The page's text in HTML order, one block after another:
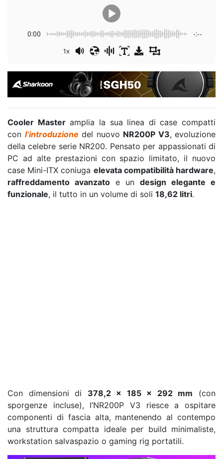
0:00 -:--
1x
Cooler Masteramplia la sua linea di case compatti
con l’introduzione del nuovo NR200P V3, evoluzione
della celebre serie NR200. Pensato per appassionati di
PC ad alte prestazioni con spazio limitato, il nuovo
case Mini-ITX coniuga elevata compatibilità hardware,
raffreddamento avanzato e un design elegante e
funzionale, il tutto in un volume di soli 18,62 litri.
Con dimensioni di 378,2 x 185 x 292 mm (con
sporgenze incluse), l’NR200P V3 riesce a ospitare
componenti di fascia alta, mantenendo al contempo
una struttura compatta ideale per build minimaliste,
workstation salvaspazio o gaming rig portatili.